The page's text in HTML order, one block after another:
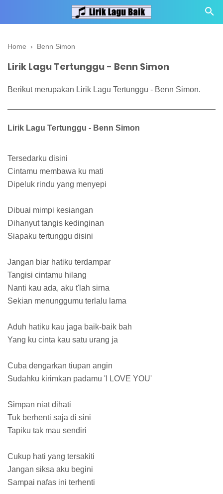
Home › Benn Simon
Lirik Lagu Tertunggu - Benn Simon
Berikut merupakan Lirik Lagu Tertunggu - Benn Simon.
Lirik Lagu Tertunggu - Benn Simon
Tersedarku disini
Cintamu membawa ku mati
Dipeluk rindu yang menyepi
Dibuai mimpi kesiangan
Dihanyut tangis kedinginan
Siapaku tertunggu disini
Jangan biar hatiku terdampar
Tangisi cintamu hilang
Nanti kau ada, aku t'lah sirna
Sekian menunggumu terlalu lama
Aduh hatiku kau jaga baik-baik bah
Yang ku cinta kau satu urang ja
Cuba dengarkan tiupan angin
Sudahku kirimkan padamu 'I LOVE YOU'
Simpan niat dihati
Tuk berhenti saja di sini
Tapiku tak mau sendiri
Cukup hati yang tersakiti
Jangan siksa aku begini
Sampai nafas ini terhenti